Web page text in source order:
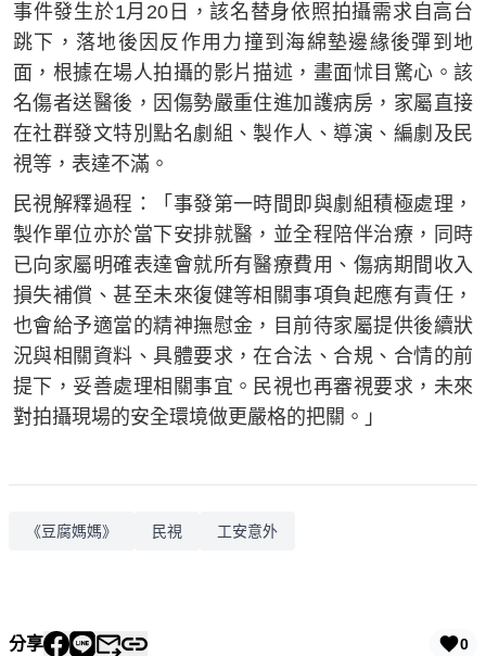
事件發生於1月20日，該名替身依照拍攝需求自高台
跳下，落地後因反作用力撞到海綿墊邊緣後彈到地
面，根據在場人拍攝的影片描述，畫面怵目驚心。該
名傷者送醫後，因傷勢嚴重住進加護病房，家屬直接
在社群發文特別點名劇組、製作人、導演、編劇及民
視等，表達不滿。
民視解釋過程：「事發第一時間即與劇組積極處理，
製作單位亦於當下安排就醫，並全程陪伴治療，同時
已向家屬明確表達會就所有醫療費用、傷病期間收入
損失補償、甚至未來復健等相關事項負起應有責任，
也會給予適當的精神撫慰金，目前待家屬提供後續狀
況與相關資料、具體要求，在合法、合規、合情的前
提下，妥善處理相關事宜。民視也再審視要求，未來
對拍攝現場的安全環境做更嚴格的把關。」
《豆腐媽媽》 民視 工安意外
分享 0